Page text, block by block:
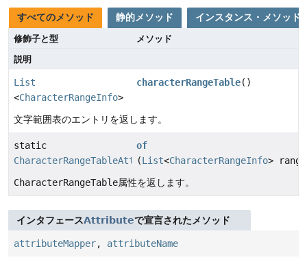
すべてのメソッド 静的メソッド インスタンス・メソッド
修飾子と型
メソッド
説明
List
<CharacterRangeInfo>
characterRangeTable()
文字範囲表のエントリを返します。
static
CharacterRangeTableAttribute
of
(List<CharacterRangeInfo>
CharacterRangeTable属性を返します。
インタフェースAttributeで宣言されたメソッド
attributeMapper, attributeName